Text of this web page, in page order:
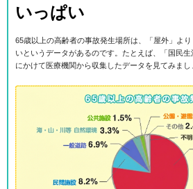
いっぱい
65歳以上の高齢者の事故発生場所は、「屋外」よ
いというデータがあるのです。たとえば、「国民
にかけて医療機関から収集したデータを見てみまし